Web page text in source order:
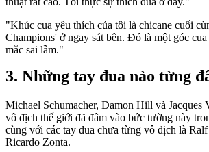
"Khúc cua yêu thích của tôi là chicane cuối
Champions' ở ngay sát bên. Đó là một góc
mắc sai lầm."
Những tay đua nào từng
Michael Schumacher, Damon Hill và Jacques
vô địch thế giới đã đâm vào bức tường này
cùng với các tay đua chưa từng vô địch là Ralf
Ricardo Zonta.